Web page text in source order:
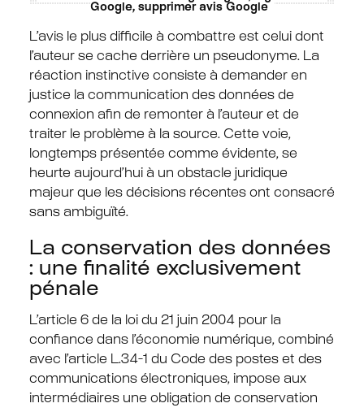
Google, supprimer avis Google
L’avis le plus difficile à combattre est celui dont
l’auteur se cache derrière un pseudonyme. La
réaction instinctive consiste à demander en
justice la communication des données de
connexion afin de remonter à l’auteur et de
traiter le problème à la source. Cette voie,
longtemps présentée comme évidente, se
heurte aujourd’hui à un obstacle juridique
majeur que les décisions récentes ont consacré
sans ambiguïté.
La conservation des données
: une finalité exclusivement
pénale
L’article 6 de la loi du 21 juin 2004 pour la
confiance dans l’économie numérique, combiné
avec l’article L.34-1 du Code des postes et des
communications électroniques, impose aux
intermédiaires une obligation de conservation